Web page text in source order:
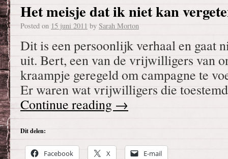
Het meisje dat ik niet kan
Posted on 15 juni 2011 by Sarah Morton
Dit is een persoonlijk verhaal en gaat
uit. Bert, een van de vrijwilligers van
kraampje geregeld om campagne te
Er waren wat vrijwilligers die
Continue reading →
Dit delen:
Facebook X E-mail